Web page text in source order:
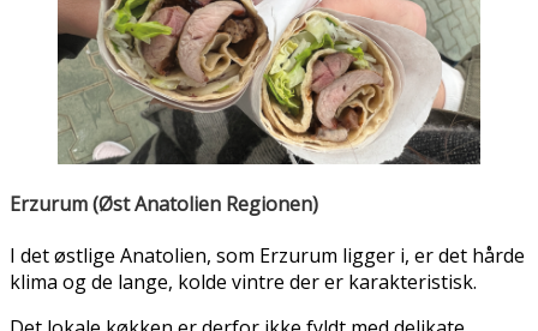
Erzurum (Øst Anatolien Regionen)
I det østlige Anatolien, som Erzurum ligger i, er det hårde
klima og de lange, kolde vintre der er karakteristisk.
Det lokale køkken er derfor ikke fyldt med delikate
berømt lokalret fra Erzurum er Çağ Kebabı. Det er
lammekød, der er stegt på et horisontalt spyd og er